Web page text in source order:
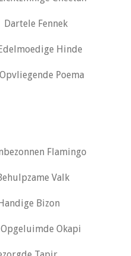
Fennek
Hinde
Poema
Flamingo
Valk
Bizon
Okapi